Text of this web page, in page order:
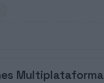
Multiplataforma